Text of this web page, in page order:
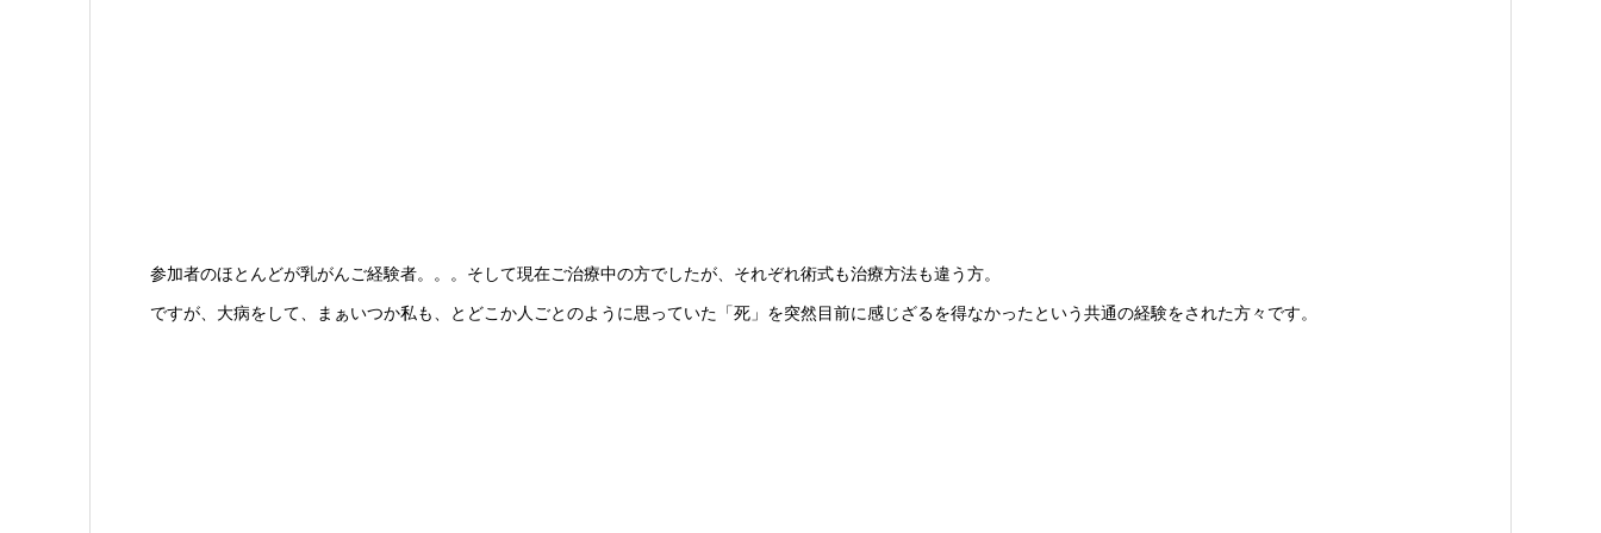
参加者のほとんどが乳がんご経験者。。。そして現在ご治療中の方でしたが、それぞれ術式も治療方法も違う方。
ですが、大病をして、まぁいつか私も、とどこか人ごとのように思っていた「死」を突然目前に感じざるを得なかったという共通の経験をされた方々です。